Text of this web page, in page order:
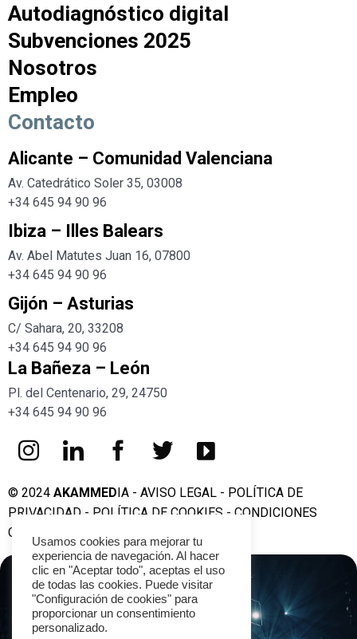
Autodiagnóstico digital
Subvenciones 2025
Nosotros
Empleo
Contacto
Alicante – Comunidad Valenciana
Av. Catedrático Soler 35, 03008
+34 645 94 90 96
Ibiza – Illes Balears
Av. Abel Matutes Juan 16, 07800
+34 645 94 90 96
Gijón – Asturias
C/ Sahara, 20, 33208
+34 645 94 90 96
La Bañeza – León
Pl. del Centenario, 29, 24750
+34 645 94 90 96
© 2024 AKAMMED IA - AVISO LEGAL - POLÍTICA DE
PRIVACIDAD - POLÍTICA DE COOKIES - CONDICIONES
GENERALES DE CONTRATACIÓN
AQUÍ EMPIEZA TU
TRANSFORMACIÓN
Usamos cookies para mejorar tu
experiencia de navegación. Al hacer
clic en "Aceptar todo", aceptas el uso
de todas las cookies. Puede visitar
"Configuración de cookies" para
proporcionar un consentimiento
personalizado.